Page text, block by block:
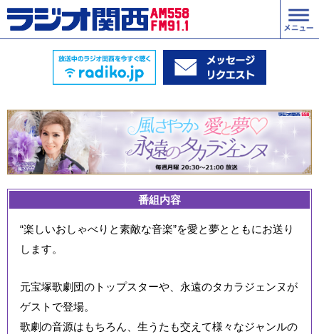
番組内容
“楽しいおしゃべりと素敵な音楽”を愛と夢とともにお送り
します。
元宝塚歌劇団のトップスターや、永遠のタカラジェンヌが
ゲストで登場。
歌劇の音源はもちろん、生うたも交えて様々なジャンルの